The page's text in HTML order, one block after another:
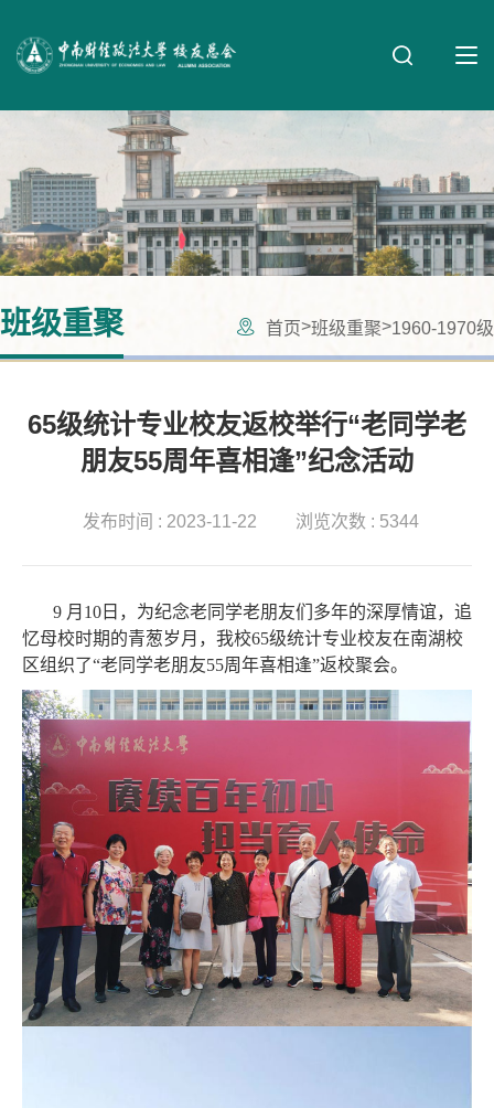
班级重聚 首页>班级重聚>1960-1970级
65级统计专业校友返校举行“老同学老
朋友55周年喜相逢”纪念活动
发布时间 : 2023-11-22 浏览次数 : 5344
9 月10日，为纪念老同学老朋友们多年的深厚情谊，追
忆母校时期的青葱岁月，我校65级统计专业校友在南湖校
区组织了“老同学老朋友55周年喜相逢”返校聚会。